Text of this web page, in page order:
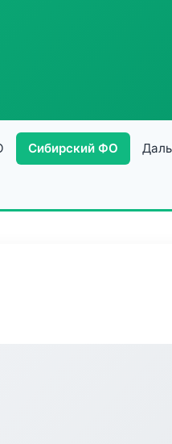
Сибирский ФО